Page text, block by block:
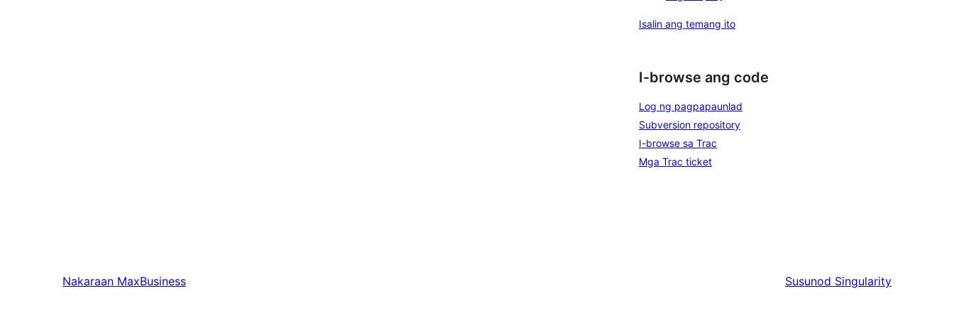
Isalin ang temang ito
I-browse ang code
Log ng pagpapaunlad
Subversion repository
I-browse sa Trac
Mga Trac ticket
Nakaraan MaxBusiness Susunod Singularity